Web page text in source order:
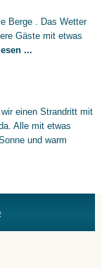
Berge . Das Wetter
Gäste mit etwas
...
einen Strandritt mit
Alle mit etwas
und warm